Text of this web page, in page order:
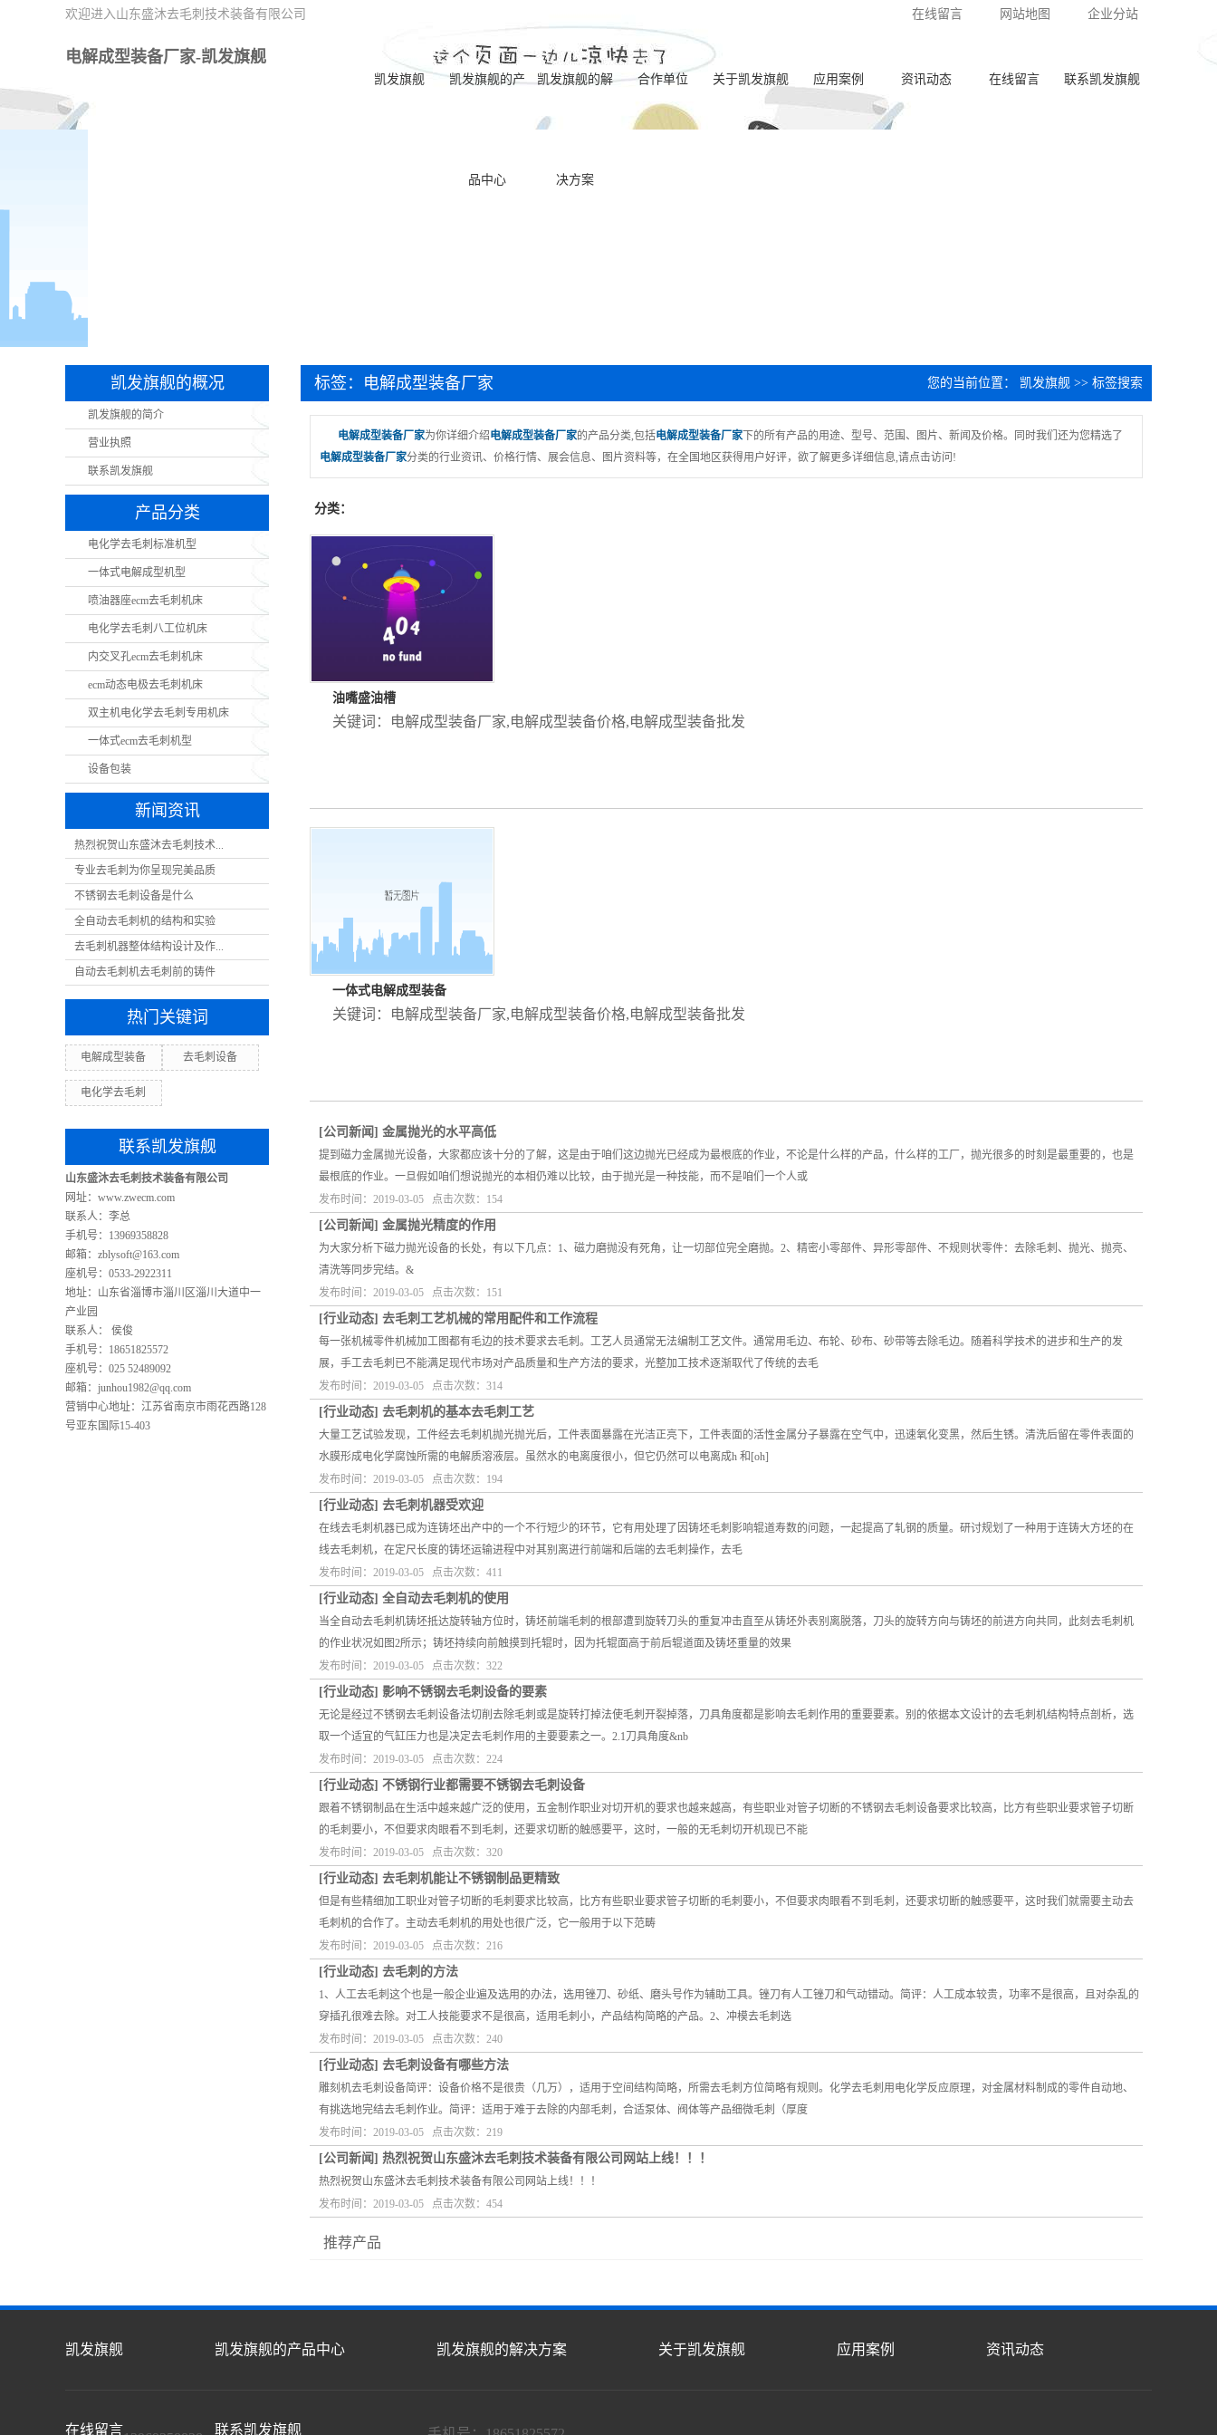
在线留言 网站地图 企业分站
欢迎进入山东盛沐去毛刺技术装备有限公司
电解成型装备厂家-凯发旗舰
凯发旗舰 凯发旗舰的产
品中心
准机型
一体式电解成型
毛刺专用机床
一体式ecm去毛刺
凯发旗舰的解
决方案
合作单位 关于凯发旗舰 应用案例
其他加工
资讯动态 在线留言 联系凯发旗舰
凯发旗舰的概况
凯发旗舰的简介
营业执照
联系凯发旗舰
产品分类
电化学去毛刺标准机型
一体式电解成型机型
喷油器座ecm去毛刺机床
电化学去毛刺八工位机床
内交叉孔ecm去毛刺机床
ecm动态电极去毛刺机床
双主机电化学去毛刺专用机床
一体式ecm去毛刺机型
设备包装
新闻资讯
热烈祝贺山东盛沐去毛刺技术...
专业去毛刺为你呈现完美品质
不锈钢去毛刺设备是什么
全自动去毛刺机的结构和实验
去毛刺机器整体结构设计及作...
自动去毛刺机去毛刺前的铸件
热门关键词
电解成型装备 去毛刺设备
电化学去毛刺
联系凯发旗舰
山东盛沐去毛刺技术装备有限公司
网址：www.zwecm.com
联系人：李总
手机号：13969358828
邮箱： zblysoft@163.com
座机号：0533-2922311
地址：山东省淄博市淄川区淄川大道中一
产业园
联系人： 侯俊
手机号：18651825572
座机号：025 52489092
邮箱： junhou1982@qq.com
营销中心地址：江苏省南京市雨花西路128
号亚东国际15-403
标签：电解成型装备厂家 您的当前位置： 凯发旗舰 >> 标签搜索
电解成型装备厂家为你详细介绍电解成型装备厂家的产品分类,包括电解成型装备厂家 下的所有产品的用途、型号、范围、图片、新闻及价格。同时我们还为您精选了
电解成型装备厂家分类的行业资讯、价格行情、展会信息、图片资料等，在全国地区获得用户好评，欲了解更多详细信息,请点击访问!
分类：
油嘴盛油槽
关键词： 电解成型装备厂家,电解成型装备价格,电解成型装备批发
一体式电解成型装备
关键词： 电解成型装备厂家,电解成型装备价格,电解成型装备批发
[公司新闻] 金属抛光的水平高低
提到磁力金属抛光设备，大家都应该十分的了解，这是由于咱们这边抛光已经成为最根底的作业，不论是什么样的产品，什么样的工厂，抛光很多的时刻是最重要的，也是
最根底的作业。一旦假如咱们想说抛光的本相仍难以比较，由于抛光是一种技能，而不是咱们一个人或
发布时间：2019-03-05 点击次数：154
[公司新闻] 金属抛光精度的作用
为大家分析下磁力抛光设备的长处，有以下几点：1、磁力磨抛没有死角，让一切部位完全磨抛。2、精密小零部件、异形零部件、不规则状零件：去除毛刺、抛光、抛亮、
清洗等同步完结。&
发布时间：2019-03-05 点击次数：151
[行业动态] 去毛刺工艺机械的常用配件和工作流程
每一张机械零件机械加工图都有毛边的技术要求去毛刺。工艺人员通常无法编制工艺文件。通常用毛边、布轮、砂布、砂带等去除毛边。随着科学技术的进步和生产的发
展，手工去毛刺已不能满足现代市场对产品质量和生产方法的要求，光整加工技术逐渐取代了传统的去毛
发布时间：2019-03-05 点击次数：314
[行业动态] 去毛刺机的基本去毛刺工艺
大量工艺试验发现，工件经去毛刺机抛光抛光后，工件表面暴露在光洁正亮下，工件表面的活性金属分子暴露在空气中，迅速氧化变黑，然后生锈。清洗后留在零件表面的
水膜形成电化学腐蚀所需的电解质溶液层。虽然水的电离度很小，但它仍然可以电离成h 和[oh]
发布时间：2019-03-05 点击次数：194
[行业动态] 去毛刺机器受欢迎
在线去毛刺机器已成为连铸坯出产中的一个不行短少的环节，它有用处理了因铸坯毛刺影响辊道寿数的问题，一起提高了轧钢的质量。研讨规划了一种用于连铸大方坯的在
线去毛刺机，在定尺长度的铸坯运输进程中对其别离进行前端和后端的去毛刺操作，去毛
发布时间：2019-03-05 点击次数：411
[行业动态] 全自动去毛刺机的使用
当全自动去毛刺机铸坯抵达旋转轴方位时，铸坯前端毛刺的根部遭到旋转刀头的重复冲击直至从铸坯外表别离脱落，刀头的旋转方向与铸坯的前进方向共同，此刻去毛刺机
的作业状况如图2所示；铸坯持续向前触摸到托辊时，因为托辊面高于前后辊道面及铸坯重量的效果
发布时间：2019-03-05 点击次数：322
[行业动态] 影响不锈钢去毛刺设备的要素
无论是经过不锈钢去毛刺设备法切削去除毛刺或是旋转打掉法使毛刺开裂掉落，刀具角度都是影响去毛刺作用的重要要素。别的依据本文设计的去毛刺机结构特点剖析，选
取一个适宜的气缸压力也是决定去毛刺作用的主要要素之一。2.1刀具角度&nb
发布时间：2019-03-05 点击次数：224
[行业动态] 不锈钢行业都需要不锈钢去毛刺设备
跟着不锈钢制品在生活中越来越广泛的使用，五金制作职业对切开机的要求也越来越高，有些职业对管子切断的不锈钢去毛刺设备要求比较高，比方有些职业要求管子切断
的毛刺要小，不但要求肉眼看不到毛刺，还要求切断的触感要平，这时，一般的无毛刺切开机现已不能
发布时间：2019-03-05 点击次数：320
[行业动态] 去毛刺机能让不锈钢制品更精致
但是有些精细加工职业对管子切断的毛刺要求比较高，比方有些职业要求管子切断的毛刺要小，不但要求肉眼看不到毛刺，还要求切断的触感要平，这时我们就需要主动去
毛刺机的合作了。主动去毛刺机的用处也很广泛，它一般用于以下范畴
发布时间：2019-03-05 点击次数：216
[行业动态] 去毛刺的方法
1、人工去毛刺这个也是一般企业遍及选用的办法，选用锉刀、砂纸、磨头号作为辅助工具。锉刀有人工锉刀和气动错动。简评：人工成本较贵，功率不是很高，且对杂乱的
穿插孔很难去除。对工人技能要求不是很高，适用毛刺小，产品结构简略的产品。2、冲模去毛刺选
发布时间：2019-03-05 点击次数：240
[行业动态] 去毛刺设备有哪些方法
雕刻机去毛刺设备简评：设备价格不是很贵（几万），适用于空间结构简略，所需去毛刺方位简略有规则。化学去毛刺用电化学反应原理，对金属材料制成的零件自动地、
有挑选地完结去毛刺作业。简评：适用于难于去除的内部毛刺，合适泵体、阀体等产品细微毛刺（厚度
发布时间：2019-03-05 点击次数：219
[公司新闻] 热烈祝贺山东盛沐去毛刺技术装备有限公司网站上线！！！
热烈祝贺山东盛沐去毛刺技术装备有限公司网站上线！！！
发布时间：2019-03-05 点击次数：454
推荐产品
凯发旗舰 凯发旗舰的产品中心 凯发旗舰的解决方案 关于凯发旗舰 应用案例 资讯动态
在线留言 联系凯发旗舰